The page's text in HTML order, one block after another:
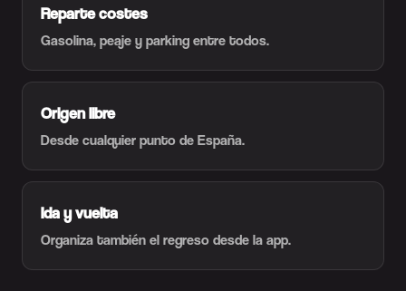
Reparte costes
Gasolina, peaje y parking entre todos.
Origen libre
Desde cualquier punto de España.
Ida y vuelta
Organiza también el regreso desde la app.